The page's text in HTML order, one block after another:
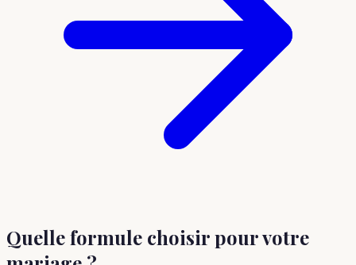
Quelle formule choisirpour votre